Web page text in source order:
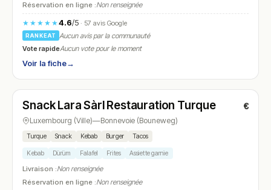
Réservation en ligne :Non renseignée
★★★★★4.6/5· 57 avis Google
RANKEAT
Aucun avis par la communauté
Vote rapideAucun vote pour le moment
Voir la fiche→
N° 19
Snack Lara Sàrl Restauration Turque €
Luxembourg (Ville)—Bonnevoie (Bouneweg)
Turque Snack Kebab Burger Tacos
Kebab Dürüm Falafel Frites Assiette garnie
Livraison :Non renseignée
Réservation en ligne :Non renseignée